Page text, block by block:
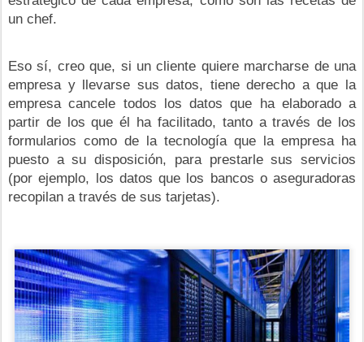
un chef.
Eso sí, creo que, si un cliente quiere marcharse de una
empresa y llevarse sus datos, tiene derecho a que la
empresa cancele todos los datos que ha elaborado a
partir de los que él ha facilitado, tanto a través de los
formularios como de la tecnología que la empresa ha
puesto a su disposición, para prestarle sus servicios
(por ejemplo, los datos que los bancos o aseguradoras
recopilan a través de sus tarjetas).